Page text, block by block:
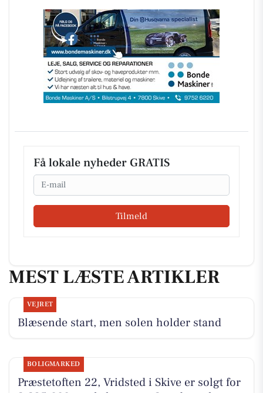
Få lokale nyheder GRATIS
Email
Tilmeld
MEST LÆSTE ARTIKLER
VEJRET
Blæsende start, men solen holder stand
BOLIGMARKED
Præstetoften 22, Vridsted i Skive er solgt for